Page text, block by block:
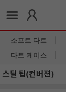
소프트 다트
다트 케이스
스틸 팁(컨버젼)